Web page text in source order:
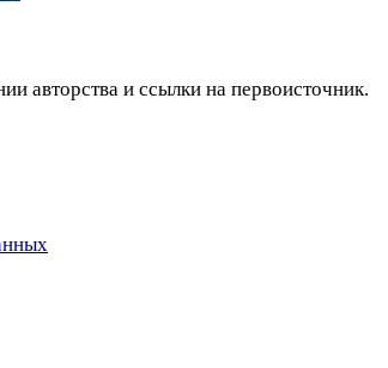
авторства и ссылки на первоисточник.